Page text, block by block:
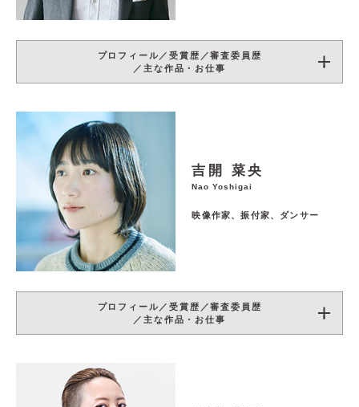
プロフィール／受賞歴／審査委員歴
／主な作品・お仕事
吉開 菜央
Nao Yoshigai
映像作家、振付家、ダンサー
プロフィール／受賞歴／審査委員歴
／主な作品・お仕事